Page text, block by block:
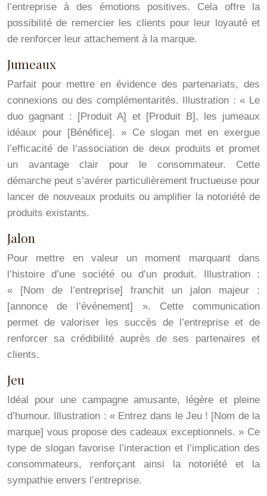
l’entreprise à des émotions positives. Cela offre la
possibilité de remercier les clients pour leur loyauté et
de renforcer leur attachement à la marque.
Jumeaux
Parfait pour mettre en évidence des partenariats, des
connexions ou des complémentarités. Illustration : « Le
duo gagnant : [Produit A] et [Produit B], les jumeaux
idéaux pour [Bénéfice]. » Ce slogan met en exergue
l’efficacité de l’association de deux produits et promet
un avantage clair pour le consommateur. Cette
démarche peut s’avérer particulièrement fructueuse pour
lancer de nouveaux produits ou amplifier la notoriété de
produits existants.
Jalon
Pour mettre en valeur un moment marquant dans
l’histoire d’une société ou d’un produit. Illustration :
« [Nom de l’entreprise] franchit un jalon majeur :
[annonce de l’événement] ». Cette communication
permet de valoriser les succès de l’entreprise et de
renforcer sa crédibilité auprès de ses partenaires et
clients.
Jeu
Idéal pour une campagne amusante, légère et pleine
d’humour. Illustration : « Entrez dans le Jeu ! [Nom de la
marque] vous propose des cadeaux exceptionnels. » Ce
type de slogan favorise l’interaction et l’implication des
consommateurs, renforçant ainsi la notoriété et la
sympathie envers l’entreprise.